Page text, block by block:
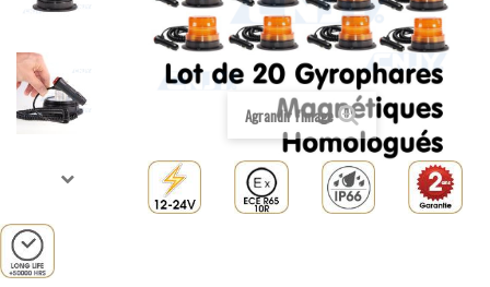
Agrandir l'image